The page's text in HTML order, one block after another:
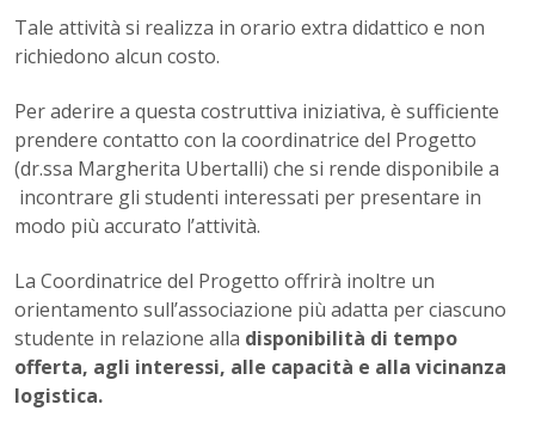
Tale attività si realizza in orario extra didattico e non
richiedono alcun costo.
Per aderire a questa costruttiva iniziativa, è sufficiente
prendere contatto con la coordinatrice del Progetto
(dr.ssa Margherita Ubertalli) che si rende disponibile a
incontrare gli studenti interessati per presentare in
modo più accurato l’attività.
La Coordinatrice del Progetto offrirà inoltre un
orientamento sull’associazione più adatta per ciascuno
studente in relazione alla disponibilità di tempo
offerta, agli interessi, alle capacità e alla vicinanza
logistica.